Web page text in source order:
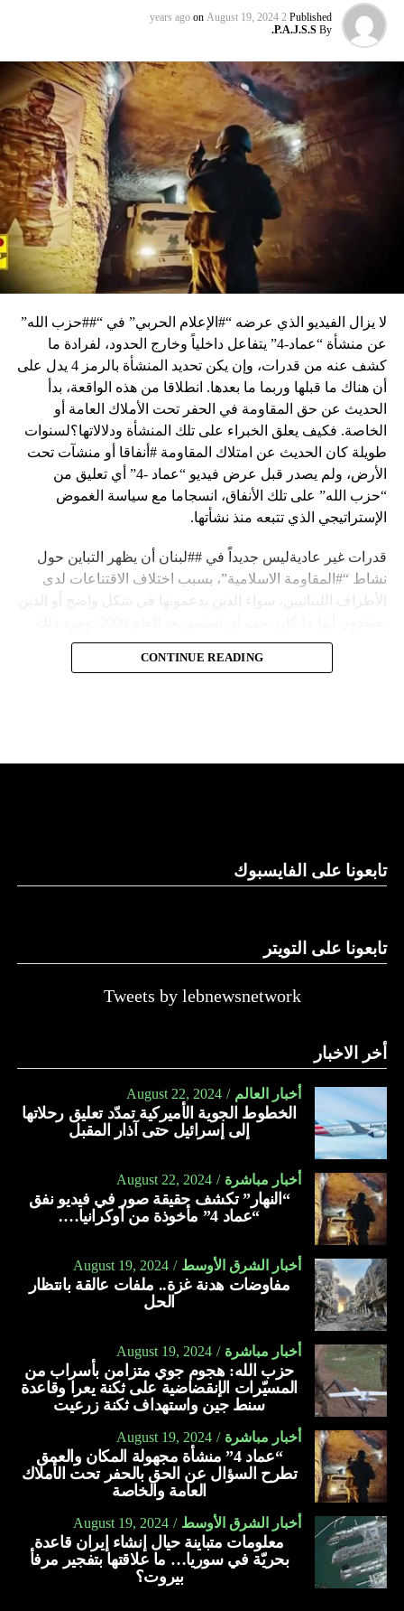
Published
2 years ago
on August 19, 2024
By
P.A.J.S.S.
لا يزال الفيديو الذي عرضه “#الإعلام الحربي” في “##حزب الله”
عن منشأة “عماد-4” يتفاعل داخلياً وخارج الحدود، لفرادة ما
كشف عنه من قدرات، وإن يكن تحديد المنشأة بالرمز 4 يدل على
أن هناك ما قبلها وربما ما بعدها. انطلاقا من هذه الواقعة، بدأ
الحديث عن حق المقاومة في الحفر تحت الأملاك العامة أو
الخاصة. فكيف يعلق الخبراء على تلك المنشأة ودلالاتها؟لسنوات
طويلة كان الحديث عن امتلاك المقاومة #أنفاقا أو منشآت تحت
الأرض، ولم يصدر قبل عرض فيديو “عماد -4” أي تعليق من
“حزب الله” على تلك الأنفاق، انسجاما مع سياسة الغموض
الإستراتيجي الذي تتبعه منذ نشأتها.
قدرات غير عاديةليس جديداً في ##لبنان أن يظهر التباين حول
نشاط “#المقاومة الاسلامية”، بسبب اختلاف الاقتناعات لدى
الأطراف اللبنانيين، سواء الذين يدعمونها في شكل واضح أو الذين
إلى أن المقاومة ضد الاحتلال الإسرائيلي لم تكن يوماً محط
إجماع داخلي، وإن كانت القوى اللبنانية المؤمنة بالصراع ضد
النهار
CONTINUE READING
تابعونا على الفايسبوك
تابعونا على التويتر
Tweets by lebnewsnetwork
أخر الاخبار
أخبار العالم August 22, 2024
الخطوط الجوية الأميركية تمدّد تعليق رحلاتها
إلى إسرائيل حتى آذار المقبل
أخبار مباشرة August 22, 2024
“النهار” تكشف حقيقة صور في فيديو نفق
“عماد 4” مأخوذة من أوكرانيا….
أخبار الشرق الأوسط August 19, 2024
مفاوضات هدنة غزة.. ملفات عالقة بانتظار
الحل
أخبار مباشرة August 19, 2024
حزب الله: هجوم جوي متزامن بأسراب من
المسيّرات الإنقضاضية على ثكنة يعرا وقاعدة
سنط جين واستهداف ثكنة زرعيت
أخبار مباشرة August 19, 2024
“عماد 4” منشأة مجهولة المكان والعمق
تطرح السؤال عن الحق بالحفر تحت الأملاك
العامة والخاصة
أخبار الشرق الأوسط August 19, 2024
معلومات متباينة حيال إنشاء إيران قاعدة
بحريّة في سوريا… ما علاقتها بتفجير مرفأ
بيروت؟